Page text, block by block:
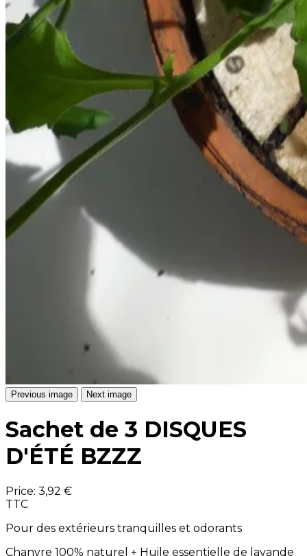
Previous image Next image
Sachet de 3 DISQUES
D'ÉTÉ BZZZ
Price: 3,92 €
TTC
Pour des extérieurs tranquilles et odorants
Chanvre 100% naturel + Huile essentielle de lavande